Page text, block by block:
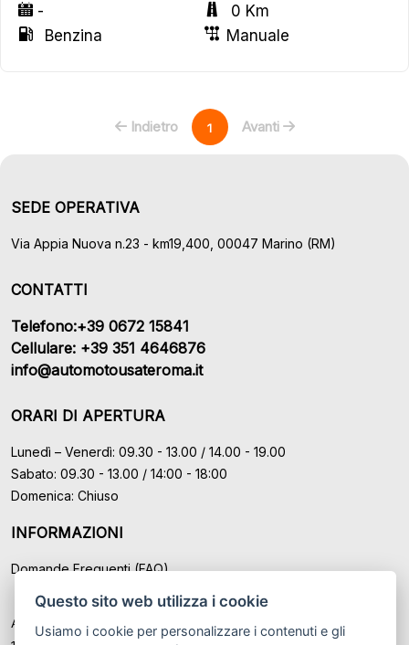
Questo sito web utilizza i cookie
Usiamo i cookie per personalizzare i contenuti e gli
-
0 Km
Benzina
Manuale
Indietro 1 Avanti
SEDE OPERATIVA
Via Appia Nuova n.23 - km19,400, 00047 Marino (RM)
CONTATTI
Telefono:+39 0672 15841
Cellulare: +39 351 4646876
info@automotousateroma.it
ORARI DI APERTURA
Lunedì – Venerdì: 09.30 - 13.00 / 14.00 - 19.00
Sabato: 09.30 - 13.00 / 14:00 - 18:00
Domenica: Chiuso
INFORMAZIONI
Domande Frequenti (FAQ)
Auto Moto Usate Roma Srl sede di Marino - Roma, P.IVA: IT